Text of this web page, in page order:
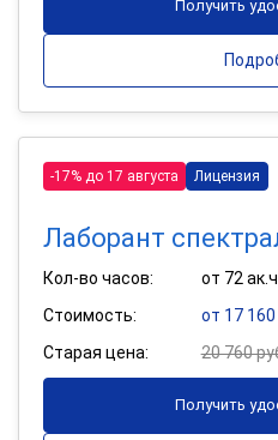
Получить
-17% до 17 августа Лицензия
Лаборант
Кол-во часов:
от 72 ак.ч
Стоимость:
от 17 160
Старая цена:
20 760
Получить